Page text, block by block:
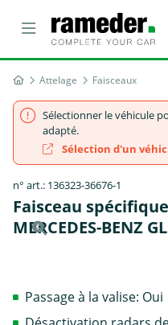
Attelage Faisceaux
Sélectionner le véhicule
adapté.
Sélection d'un
n° art.: 136323-36676-1
Faisceau spécifique
MERCEDES-BENZ
Passage à la valise: Oui